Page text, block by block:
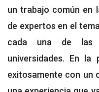
un trabajo común en
de expertos en el
cada una de las
universidades. En la
exitosamente con un